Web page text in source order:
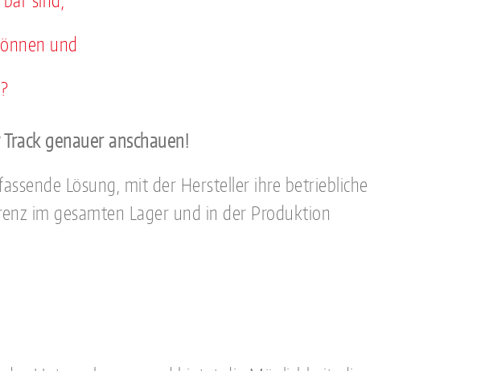
und
genauer anschauen!
Lösung, mit der Hersteller ihre betriebliche
im gesamten Lager und in der Produktion